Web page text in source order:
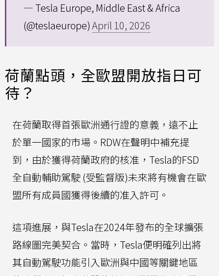
— Tesla Europe, Middle East & Africa
(@teslaeurope)April 10, 2026
荷蘭點頭，全歐盟開放指日可
待？
在荷蘭取得首張歐洲通行證的意義，遠不止
於單一國家的市場。RDW在聲明中補充提
到，由於獲得荷蘭政府的核准，Tesla的FSD
全自動輔助駕駛 (受監督版)未來將有機會在歐
盟所有成員國獲得後續的准入許可。
這項進展，與Tesla在2024年發布的全球擴張
路線圖完美契合。當時，Tesla便明確列出將
其自動駕駛功能引入歐洲與中國等關鍵地區